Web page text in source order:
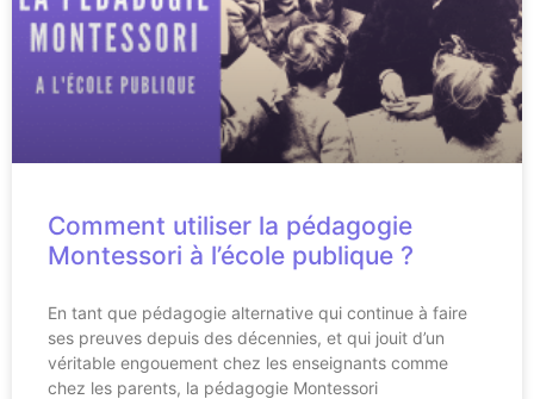
Comment utiliser la pédagogie
Montessori à l’école publique ?
En tant que pédagogie alternative qui continue à faire
ses preuves depuis des décennies, et qui jouit d’un
véritable engouement chez les enseignants comme
chez les parents, la pédagogie Montessori